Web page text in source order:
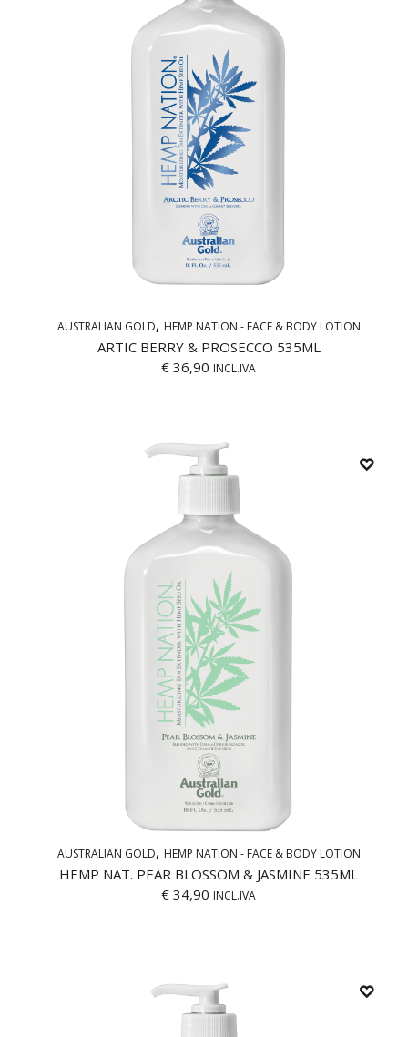
AUSTRALIAN GOLD HEMP NATION - FACE & BODY LOTION
ARTIC BERRY & PROSECCO 535ML
€ 36,90 INCL.IVA
AUSTRALIAN GOLD HEMP NATION - FACE & BODY LOTION
HEMP NAT. PEAR BLOSSOM & JASMINE 535ML
€ 34,90 INCL.IVA